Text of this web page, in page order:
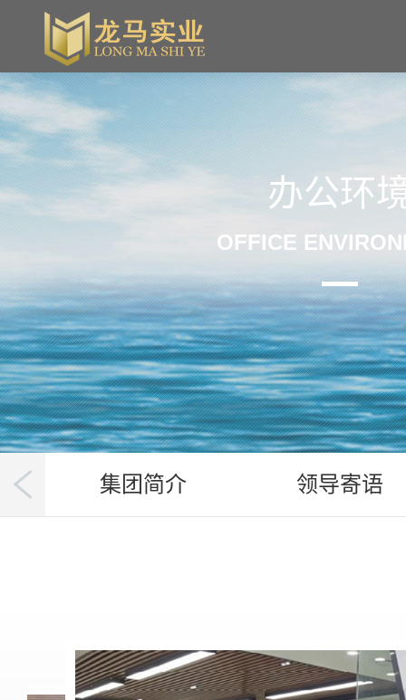
办公环
OFFICE
集团简介 领导寄语